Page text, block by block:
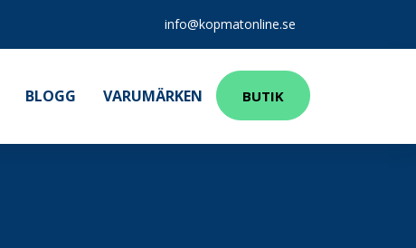
info@kopmatonline.se
BLOGG VARUMÄRKEN BUTIK